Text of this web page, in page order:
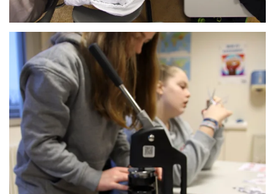
Anschauen....